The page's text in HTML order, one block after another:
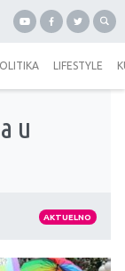
LIFESTYLE
u
AKTUELNO